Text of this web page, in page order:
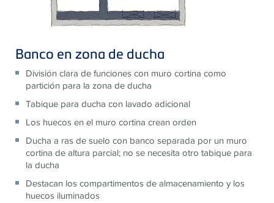
Banco en zona de ducha
División clara de funciones con muro cortina como
partición para la zona de ducha
Tabique para ducha con lavado adicional
Los huecos en el muro cortina crean orden
Ducha a ras de suelo con banco separada por un muro
cortina de altura parcial; no se necesita otro tabique para
la ducha
Destacan los compartimentos de almacenamiento y los
huecos iluminados